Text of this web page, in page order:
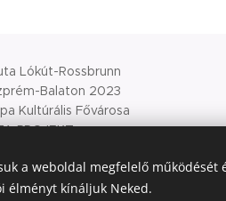
Lókút-Rossbrunn
Balaton 2023
Kultúrális Fővárosa
PROJEKT
Minden jog fenntartva Sütik
a weboldal megfelelő működését
élményt kínáljuk Neked.